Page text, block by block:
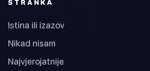
STRANKA
Istina ili izazov
Nikad nisam
Najvjerojatnije